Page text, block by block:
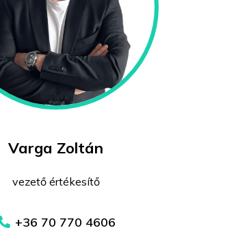
Varga Zoltán
vezető értékesítő
+36 70 770 4606